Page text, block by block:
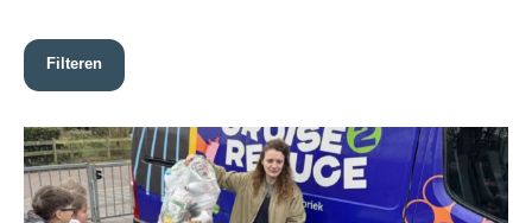
Filteren
84 results found